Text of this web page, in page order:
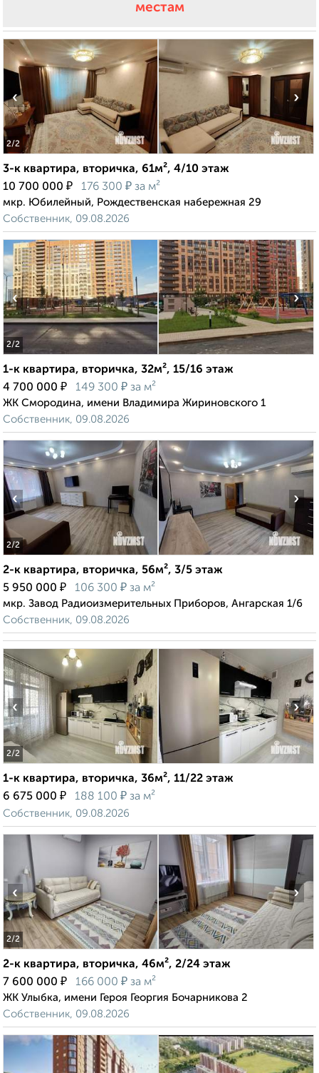
местам
2/2
‹ ›
3-к квартира, вторичка, 61м², 4/10 этаж
10 700 000 ₽ 176 300 ₽ за м²
мкр. Юбилейный, Рождественская набережная 29
Собственник, 09.08.2026
2/2
‹ ›
1-к квартира, вторичка, 32м², 15/16 этаж
4 700 000 ₽ 149 300 ₽ за м²
ЖК Смородина, имени Владимира Жириновского 1
Собственник, 09.08.2026
2/2
‹ ›
2-к квартира, вторичка, 56м², 3/5 этаж
5 950 000 ₽ 106 300 ₽ за м²
мкр. Завод Радиоизмерительных Приборов, Ангарская 1/6
Собственник, 09.08.2026
2/2
‹ ›
1-к квартира, вторичка, 36м², 11/22 этаж
6 675 000 ₽ 188 100 ₽ за м²
Собственник, 09.08.2026
2/2
‹ ›
2-к квартира, вторичка, 46м², 2/24 этаж
7 600 000 ₽ 166 000 ₽ за м²
ЖК Улыбка, имени Героя Георгия Бочарникова 2
Собственник, 09.08.2026